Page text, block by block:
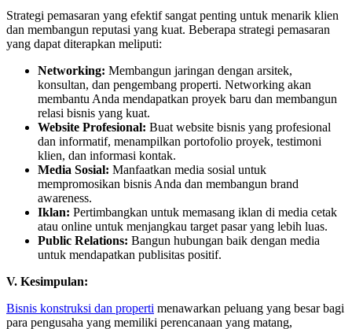
Strategi pemasaran yang efektif sangat penting untuk menarik klien
dan membangun reputasi yang kuat. Beberapa strategi pemasaran
yang dapat diterapkan meliputi:
Networking: Membangun jaringan dengan arsitek,
konsultan, dan pengembang properti. Networking akan
membantu Anda mendapatkan proyek baru dan membangun
relasi bisnis yang kuat.
Website Profesional: Buat website bisnis yang profesional
dan informatif, menampilkan portofolio proyek, testimoni
klien, dan informasi kontak.
Media Sosial: Manfaatkan media sosial untuk
mempromosikan bisnis Anda dan membangun brand
awareness.
Iklan: Pertimbangkan untuk memasang iklan di media cetak
atau online untuk menjangkau target pasar yang lebih luas.
Public Relations: Bangun hubungan baik dengan media
untuk mendapatkan publisitas positif.
V. Kesimpulan:
Bisnis konstruksi dan properti menawarkan peluang yang besar bagi
para pengusaha yang memiliki perencanaan yang matang,